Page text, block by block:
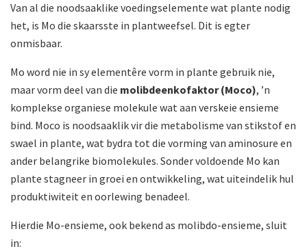
Van al die noodsaaklike voedingselemente wat plante nodig
het, is Mo die skaarsste in plantweefsel. Dit is egter
onmisbaar.
Mo word nie in sy elementêre vorm in plante gebruik nie,
maar vorm deel van die molibdeenkofaktor (Moco), ’n
komplekse organiese molekule wat aan verskeie ensieme
bind. Moco is noodsaaklik vir die metabolisme van stikstof en
swael in plante, wat bydra tot die vorming van aminosure en
ander belangrike biomolekules. Sonder voldoende Mo kan
plante stagneer in groei en ontwikkeling, wat uiteindelik hul
produktiwiteit en oorlewing benadeel.
Hierdie Mo-ensieme, ook bekend as molibdo-ensieme, sluit
in: